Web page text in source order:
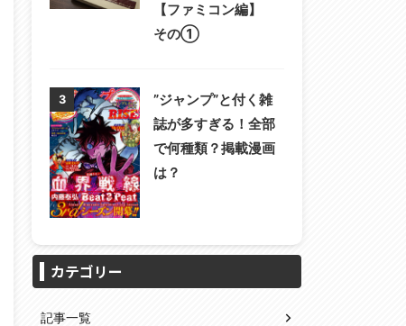
【ファミコン編】
その①
3
”ジャンプ”と付く雑
誌が多すぎる！全部
で何種類？掲載漫画
は？
カテゴリー
記事一覧